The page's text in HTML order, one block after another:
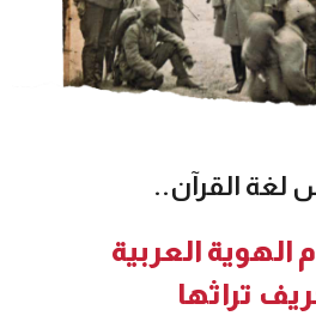
القرآن..
الهوية العربية
تراثها